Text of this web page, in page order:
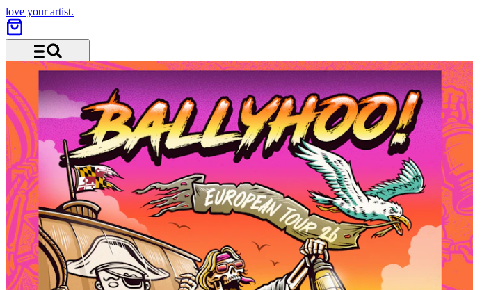
love your artist.
Menü und Suche